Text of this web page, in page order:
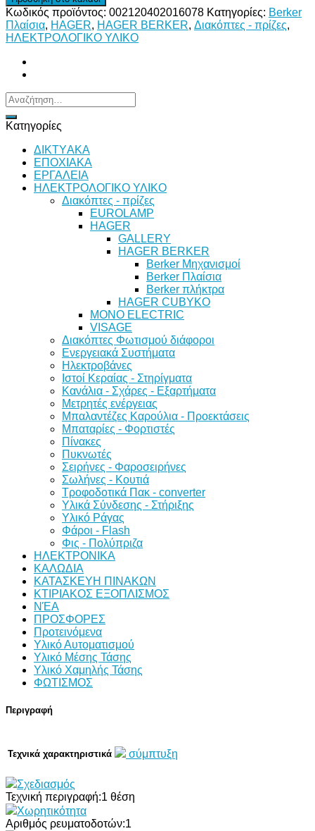
ΠΛΑΙΣΙΟ
ΜΟΝΟ
ΚΟΚΚΙΝΟ
ΜΕ
ΑΝΘΡΑΚΙ
ΔΙΑΚΟΣΜΗΤΙΚΟ
ποσότητα
Κωδικός προϊόντος: 002120402016078 Κατηγορίες: Berker
Πλαίσια, HAGER, HAGER BERKER, Διακόπτες - πρίζες,
ΗΛΕΚΤΡΟΛΟΓΙΚΟ ΥΛΙΚΟ
Αναζήτηση
για:
Κατηγορίες
ΔΙKTΥAKA
ΕΠΟΧΙΑΚΑ
ΕΡΓΑΛΕΙΑ
ΗΛΕΚΤΡΟΛΟΓΙΚΟ ΥΛΙΚΟ
Διακόπτες - πρίζες
EUROLAMP
HAGER
GALLERY
HAGER BERKER
Berker Μηχανισμοί
Berker Πλαίσια
Berker πλήκτρα
HAGER CUBYKO
MONO ELECTRIC
VISAGE
Διακόπτες Φωτισμού διάφοροι
Ενεργειακά Συστήματα
Ηλεκτροβάνες
Ιστοί Κεραίας - Στηρίγματα
Κανάλια - Σχάρες - Εξαρτήματα
Μετρητές ενέργειας
Μπαλαντέζες Καρούλια - Προεκτάσεις
Μπαταρίες - Φορτιστές
Πίνακες
Πυκνωτές
Σειρήνες - Φαροσειρήνες
Σωλήνες - Κουτιά
Τροφοδοτικά Πακ - converter
Υλικά Σύνδεσης - Στήριξης
Υλικό Ράγας
Φάροι - Flash
Φις - Πολύπριζα
ΗΛΕΚΤΡΟΝΙΚΑ
ΚΑΛΩΔΙΑ
ΚΑΤΑΣΚΕΥΗ ΠΙΝΑΚΩΝ
ΚΤΙΡΙΑΚΟΣ ΕΞΟΠΛΙΣΜΟΣ
ΝΈΑ
ΠΡΟΣΦΟΡΕΣ
Προτεινόμενα
Υλικό Αυτοματισμού
Υλικό Μέσης Τάσης
Υλικό Χαμηλής Τάσης
ΦΩΤΙΣΜΟΣ
Περιγραφή
Τεχνικά χαρακτηριστικά σύμπτυξη
Σχεδιασμός
Τεχνική περιγραφή:1 θέση
Χωρητικότητα
Αριθμός ρευματοδοτών:1